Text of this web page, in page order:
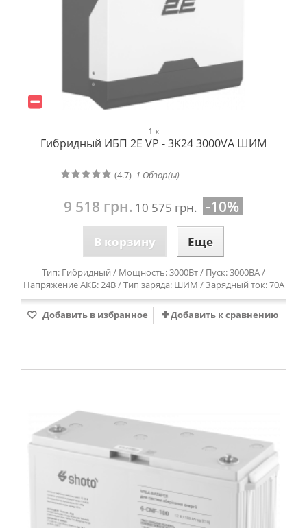
1 x
Гибридный ИБП 2E VP - 3K24 3000VA ШИМ
(4.7) 1 Обзор(ы)
9 518 грн.10 575 грн. -10%
В корзину Еще
Тип: Гибридный / Мощность: 3000Вт / Пуск: 3000ВА /
Напряжение АКБ: 24В / Тип заряда: ШИМ / Зарядный ток: 70А
Добавить в избранное Добавить к сравнению